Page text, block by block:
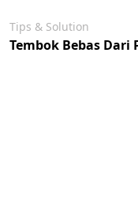
Tips & Solution
Tembok Bebas Dari